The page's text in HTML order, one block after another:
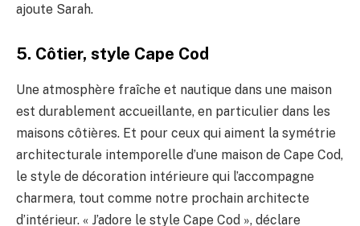
ajoute Sarah.
5. Côtier, style Cape Cod
Une atmosphère fraîche et nautique dans une maison
est durablement accueillante, en particulier dans les
maisons côtières. Et pour ceux qui aiment la symétrie
architecturale intemporelle d’une maison de Cape Cod,
le style de décoration intérieure qui l’accompagne
charmera, tout comme notre prochain architecte
d’intérieur. « J’adore le style Cape Cod », déclare